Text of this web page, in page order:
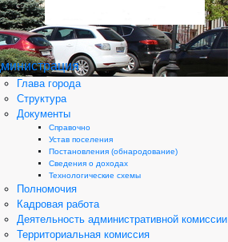
Глава города
Структура
Документы
Справочно
Устав поселения
Постановления (обнародование)
Сведения о доходах
Технологические схемы
Полномочия
Кадровая работа
Деятельность административной комиссии
Территориальная комиссия